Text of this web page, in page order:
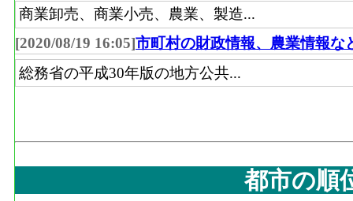
商業卸売、商業小売、農業、製造...
[2020/08/19 16:05]市町村の財政情報、農業情報な
総務省の平成30年版の地方公共...
都市の順